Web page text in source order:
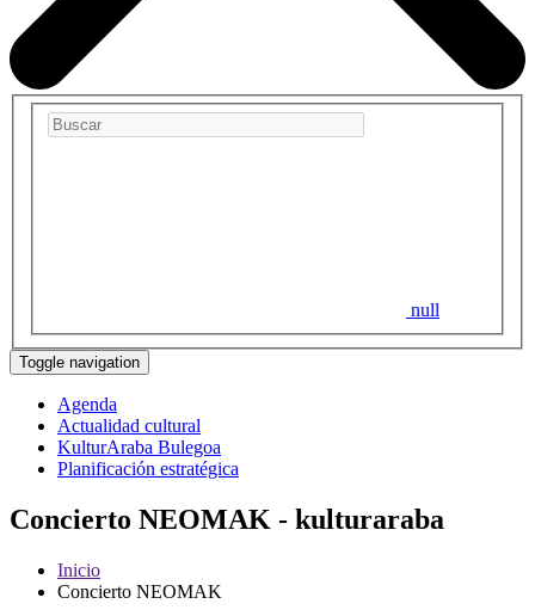
null
Toggle navigation
Agenda
Actualidad cultural
KulturAraba Bulegoa
Planificación estratégica
Concierto NEOMAK - kulturaraba
Inicio
Concierto NEOMAK